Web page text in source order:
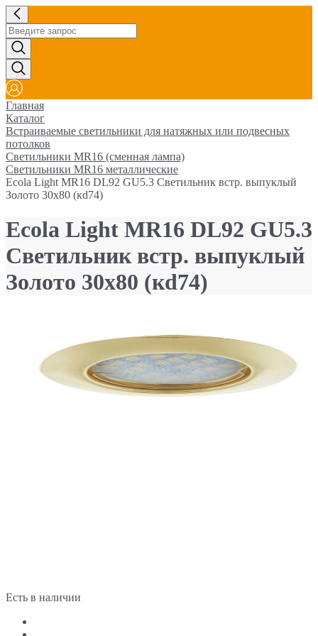
Главная
Каталог
Встраиваемые светильники для натяжных или подвесных
потолков
Светильники MR16 (сменная лампа)
Светильники MR16 металлические
Ecola Light MR16 DL92 GU5.3 Светильник встр. выпуклый
Золото 30x80 (кd74)
Ecola Light MR16 DL92 GU5.3
Светильник встр. выпуклый
Золото 30x80 (кd74)
Есть в наличии